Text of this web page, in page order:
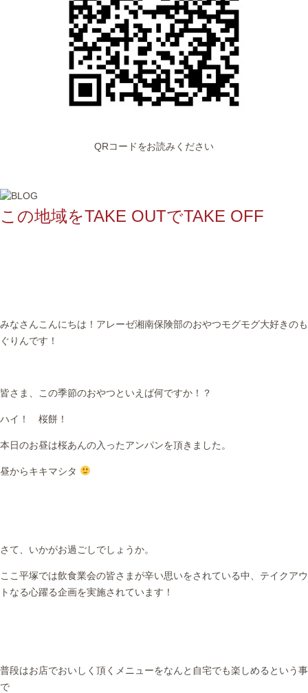
QRコードをお読みください
この地域をTAKE OUTでTAKE OFF
みなさんこんにちは！アレーゼ湘南保険部のおやつモグモグ大好きのも
ぐりんです！
皆さま、この季節のおやつといえば何ですか！？
ハイ！ 桜餅！
本日のお昼は桜あんの入ったアンパンを頂きました。
昼からキキマシタ
さて、いかがお過ごしでしょうか。
ここ平塚では飲食業会の皆さまが辛い思いをされている中、テイクアウ
トなる心躍る企画を実施されています！
普段はお店でおいしく頂くメニューをなんと自宅でも楽しめるという事
で